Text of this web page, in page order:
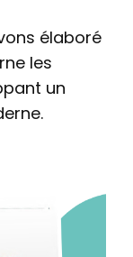
élaboré
les
un